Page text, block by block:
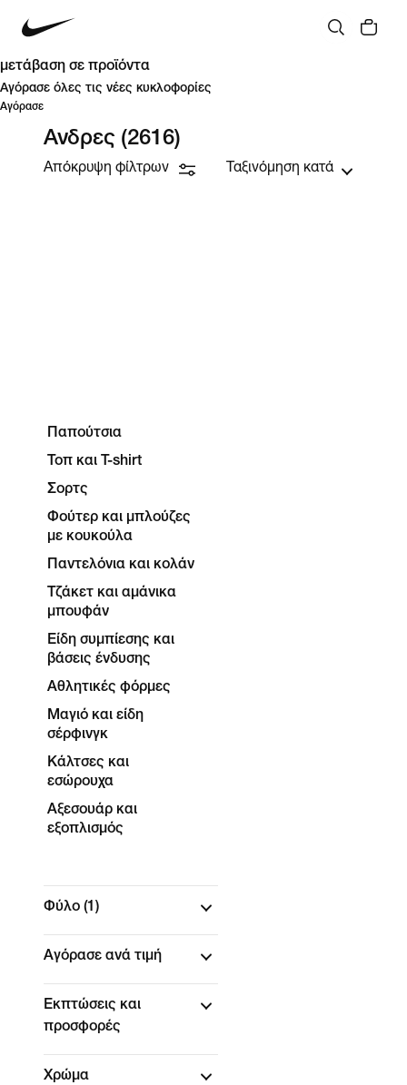
μετάβαση σε προϊόντα
Αγόρασε όλες τις νέες κυκλοφορίες
Αγόρασε
Ανδρες (2616)
Απόκρυψη φίλτρων Ταξινόμηση κατά
Παπούτσια
Τοπ και T-shirt
Σορτς
Φούτερ και μπλούζες
με κουκούλα
Παντελόνια και κολάν
Τζάκετ και αμάνικα
μπουφάν
Είδη συμπίεσης και
βάσεις ένδυσης
Αθλητικές φόρμες
Μαγιό και είδη
σέρφινγκ
Κάλτσες και
εσώρουχα
Αξεσουάρ και
εξοπλισμός
Φύλο (1)
Αγόρασε ανά τιμή
Εκπτώσεις και
προσφορές
Χρώμα